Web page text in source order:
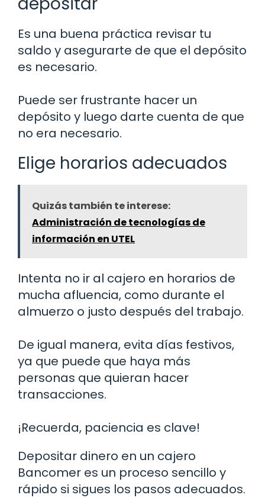
Es una buena práctica revisar tu
saldo y asegurarte de que el depósito
es necesario.
Puede ser frustrante hacer un
depósito y luego darte cuenta de que
no era necesario.
Elige horarios adecuados
Quizás también te interese:
Administración de tecnologías de
información en UTEL
Intenta no ir al cajero en horarios de
mucha afluencia, como durante el
almuerzo o justo después del trabajo.
De igual manera, evita días festivos,
ya que puede que haya más
personas que quieran hacer
transacciones.
¡Recuerda, paciencia es clave!
Depositar dinero en un cajero
Bancomer es un proceso sencillo y
rápido si sigues los pasos adecuados.